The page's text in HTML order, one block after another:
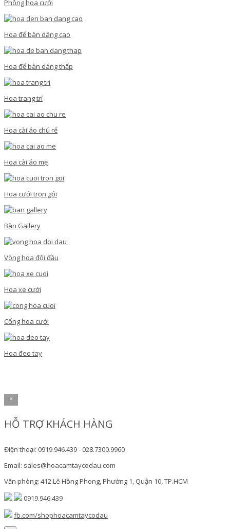
Phông hoa cưới
Hoa để bàn dáng cao
Hoa để bàn dáng thấp
Hoa trang trí
Hoa cài áo chú rể
Hoa cài áo mẹ
Hoa cưới trọn gói
Bàn Gallery
Vòng hoa đội đầu
Hoa xe cưới
Cổng hoa cưới
Hoa đeo tay
×
HỖ TRỢ KHÁCH HÀNG
Điện thoại: 0919.946.439 - 028.7300.9960
Email: sales@hoacamtaycodau.com
Văn phòng: 412 Lê Hồng Phong, Phường 1, Quận 10, TP.HCM
0919.946.439
fb.com/shophoacamtaycodau